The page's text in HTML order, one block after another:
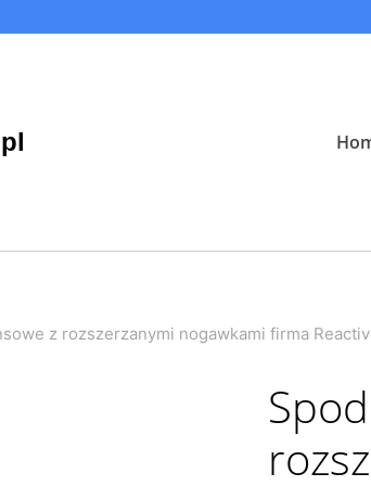
z rozszerzanymi nogawkami firma